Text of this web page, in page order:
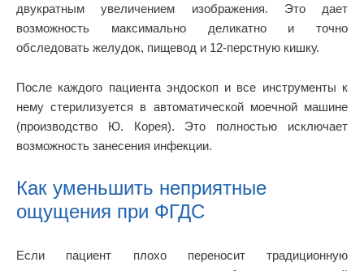
двукратным увеличением изображения. Это дает
возможность максимально деликатно и точно
обследовать желудок, пищевод и 12-перстную кишку.
После каждого пациента эндоскоп и все инструменты к
нему стерилизуется в автоматической моечной машине
(производство Ю. Корея). Это полностью исключает
возможность занесения инфекции.
Как уменьшить неприятные
ощущения при ФГДС
Если пациент плохо переносит традиционную